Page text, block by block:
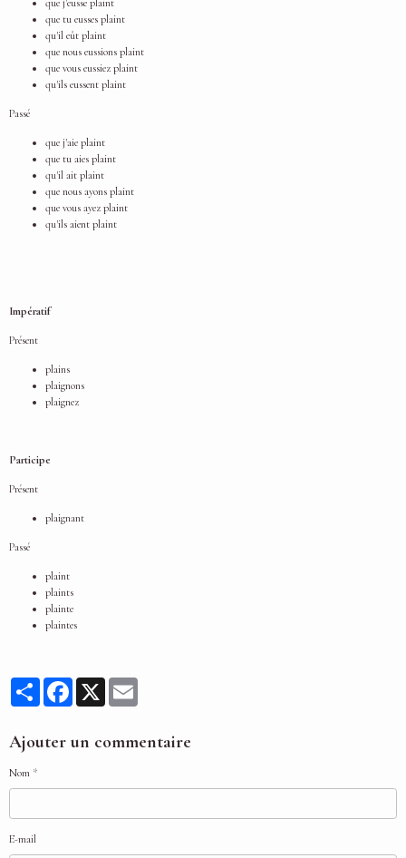
que j'eusse plaint
que tu eusses plaint
qu'il eût plaint
que nous eussions plaint
que vous eussiez plaint
qu'ils eussent plaint
Passé
que j'aie plaint
que tu aies plaint
qu'il ait plaint
que nous ayons plaint
que vous ayez plaint
qu'ils aient plaint
Impératif
Présent
plains
plaignons
plaignez
Participe
Présent
plaignant
Passé
plaint
plaints
plainte
plaintes
Partager FacebookX
Ajouter un commentaire
Nom
E-mail